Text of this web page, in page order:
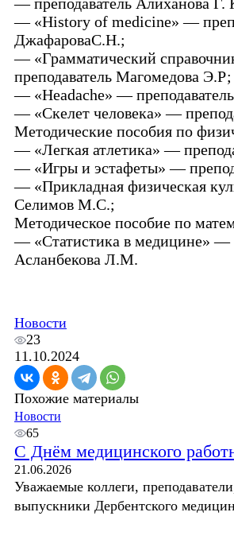
— «History of medicine» —
ДжафароваС.Н.;
— «Грамматический
преподаватель Магомедова Э.Р;
— «Headache» —
— «Скелет человека» —
Методические пособия по
— «Легкая атлетика» —
— «Игры и эстафеты» —
— «Прикладная физическая
Селимов М.С.;
Методическое пособие по
— «Статистика в медицине» —
Асланбекова Л.М.
Новости
23
11.10.2024
Похожие материалы
Новости
65
С Днём медицинского
21.06.2026
Уважаемые коллеги,
выпускники Дербентского